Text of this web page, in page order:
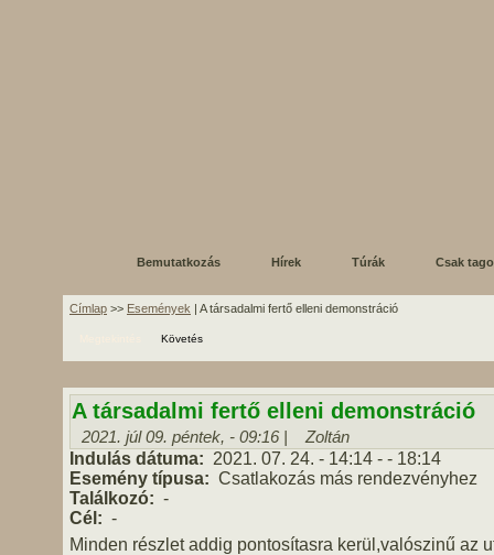
Bemutatkozás Hírek Túrák Csak
Címlap >> Események | A társadalmi fertő elleni demonstráció
Követés
A társadalmi fertő elleni demonstráció
2021. júl 09. péntek, - 09:16 | Zoltán
Indulás dátuma: 2021. 07. 24. - 14:14 - - 18:14
Esemény típusa: Csatlakozás más rendezvényhez
Találkozó: -
Cél: -
Minden részlet addig pontosítasra kerül,valószinű az